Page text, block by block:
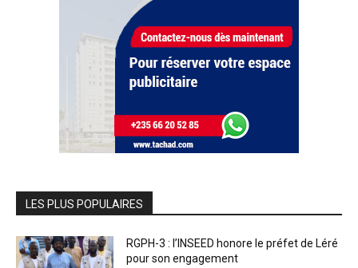
LES PLUS POPULAIRES
RGPH-3 : l’INSEED honore le préfet de Léré
pour son engagement